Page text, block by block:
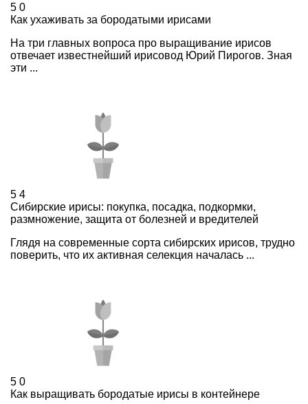
5 0
Как ухаживать за бородатыми ирисами
На три главных вопроса про выращивание ирисов
отвечает известнейший ирисовод Юрий Пирогов. Зная
эти ...
5 4
Сибирские ирисы: покупка, посадка, подкормки,
размножение, защита от болезней и вредителей
Глядя на современные сорта сибирских ирисов, трудно
поверить, что их активная селекция началась ...
5 0
Как выращивать бородатые ирисы в контейнере